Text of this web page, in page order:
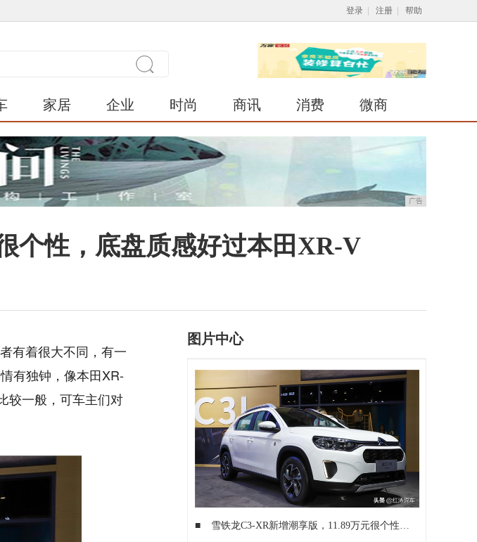
登录 注册 帮助
家居 企业 时尚 商讯 消费 微商
广告
个性，底盘质感好过本田XR-V
有着很大不同，有一
有独钟，像本田XR-
较一般，可车主们对
图片中心
■ 雪铁龙C3-XR新增潮享版，11.89万元很个性，底盘质感好过本田XR-V